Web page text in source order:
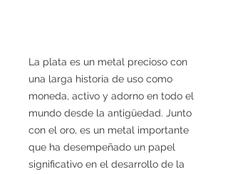
La plata es un metal precioso con
una larga historia de uso como
moneda, activo y adorno en todo el
mundo desde la antigüedad. Junto
con el oro, es un metal importante
que ha desempeñado un papel
significativo en el desarrollo de la